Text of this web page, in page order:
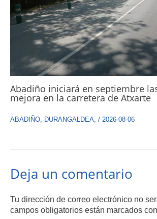
Abadiño iniciará en septiembre
mejora en la carretera de Atxarte
ABADIÑO DURANGALDEA / 2026-08-06
Deja un comentario
Tu dirección de correo electrónico no
campos obligatorios están marcados con